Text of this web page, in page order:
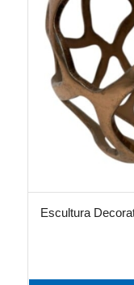
Escultura